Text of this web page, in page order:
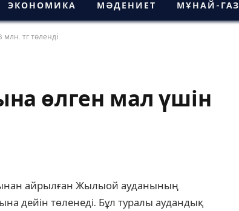
ЭКОНОМИКА МӘДЕНИЕТ МҰНАЙ-ГАЗ
тг төленді
өлген мал үшін
айрылған Жылыой ауданының
дейін төленеді. Бұл туралы аудандық